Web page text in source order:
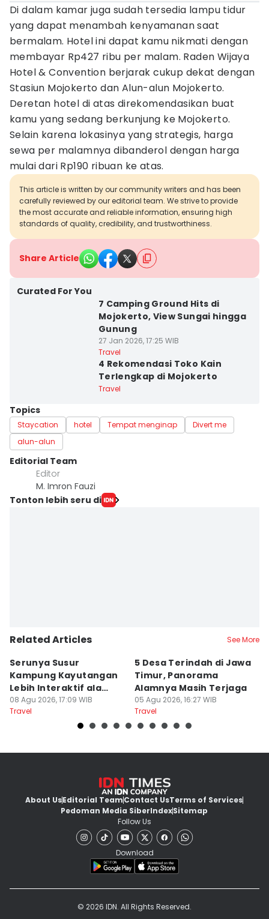
Di dalam kamar juga sudah tersedia lampu tidur
yang dapat menambah kenyamanan saat
bermalam. Hotel ini dapat kamu nikmati dengan
membayar Rp427 ribu per malam. Raden Wijaya
Hotel & Convention berjarak cukup dekat dengan
Stasiun Mojokerto dan Alun-alun Mojokerto.
Deretan hotel di atas direkomendasikan buat
kamu yang sedang berkunjung ke Mojokerto.
Selain karena lokasinya yang strategis, harga
sewa per malamnya dibanderol dengan harga
mulai dari Rp190 ribuan ke atas.
This article is written by our community writers and has been
carefully reviewed by our editorial team. We strive to provide
the most accurate and reliable information, ensuring high
standards of quality, credibility, and trustworthiness.
Share Article
Curated For You
7 Camping Ground Hits di
Mojokerto, View Sungai hingga
Gunung
27 Jan 2026, 17:25 WIB
Travel
4 Rekomendasi Toko Kain
Terlengkap di Mojokerto
Travel
Topics
Staycation hotel Tempat menginap
Divert me
alun-alun
Editorial Team
Editor
M. Imron Fauzi
Tonton lebih seru di
Related Articles See More
Serunya Susur
Kampung Kayutangan
Lebih Interaktif ala
Kelana Race
08 Agu 2026, 17:09 WIB
Travel
5 Desa Terindah di Jawa
Timur, Panorama
Alamnya Masih Terjaga
05 Agu 2026, 16:27 WIB
Travel
About UsEditorial TeamContact UsTerms of Services
Pedoman Media SiberIndexSitemap
Follow Us
Download
© 2026 IDN. All Rights Reserved.